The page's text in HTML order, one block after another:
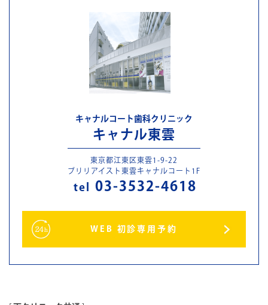
キャナルコート歯科クリニック
キャナル東雲
東京都江東区東雲1-9-22
ブリリアイスト東雲キャナルコート1F
tel 03-3532-4618
WEB 初診専用予約